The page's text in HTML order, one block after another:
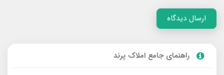
ارسال دیدگاه
راهنمای جامع املاک پرند